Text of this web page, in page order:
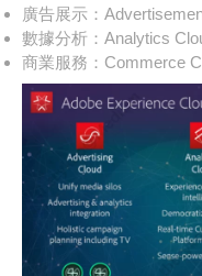
廣告展示：
數據分析：Analytics
商業服務：Commerce